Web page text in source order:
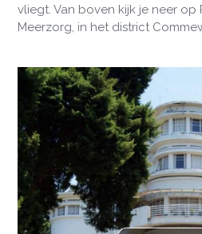
vliegt. Van boven kijk je neer op
Meerzorg, in het district